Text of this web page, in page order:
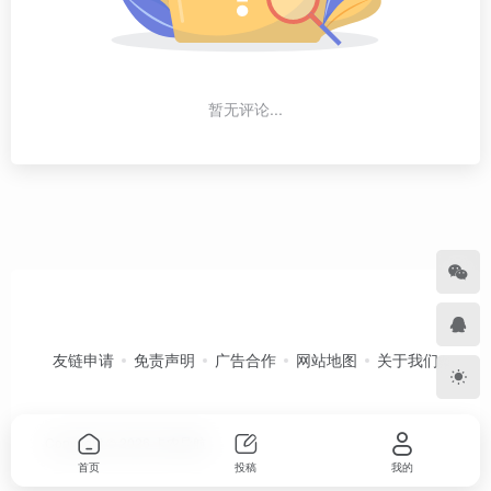
暂无评论...
友链申请 免责声明 广告合作 网站地图 关于我们
Copyright © 2026
首页 投稿 我的